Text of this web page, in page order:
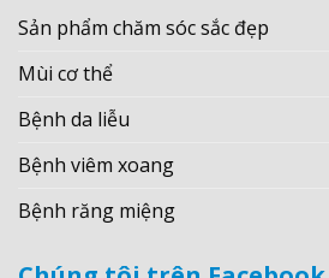
Sản phẩm chăm sóc sắc đẹp
Mùi cơ thể
Bệnh da liễu
Bệnh viêm xoang
Bệnh răng miệng